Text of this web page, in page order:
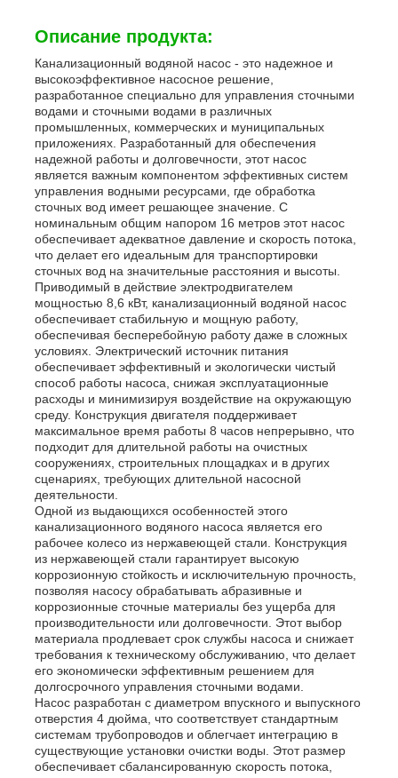
Главная страница
Продукция
Ролики
О Компании
Наша фабрика
контроль качества
контактные данные
Новости
Все случаи
Отправить запрос
Описание продукта:
Канализационный водяной насос - это надежное и
высокоэффективное насосное решение,
разработанное специально для управления сточными
водами и сточными водами в различных
промышленных, коммерческих и муниципальных
приложениях. Разработанный для обеспечения
надежной работы и долговечности, этот насос
является важным компонентом эффективных систем
управления водными ресурсами, где обработка
сточных вод имеет решающее значение. С
номинальным общим напором 16 метров этот насос
обеспечивает адекватное давление и скорость потока,
что делает его идеальным для транспортировки
сточных вод на значительные расстояния и высоты.
Приводимый в действие электродвигателем
мощностью 8,6 кВт, канализационный водяной насос
обеспечивает стабильную и мощную работу,
обеспечивая бесперебойную работу даже в сложных
условиях. Электрический источник питания
обеспечивает эффективный и экологически чистый
способ работы насоса, снижая эксплуатационные
расходы и минимизируя воздействие на окружающую
среду. Конструкция двигателя поддерживает
максимальное время работы 8 часов непрерывно, что
подходит для длительной работы на очистных
сооружениях, строительных площадках и в других
сценариях, требующих длительной насосной
деятельности.
Одной из выдающихся особенностей этого
канализационного водяного насоса является его
рабочее колесо из нержавеющей стали. Конструкция
из нержавеющей стали гарантирует высокую
коррозионную стойкость и исключительную прочность,
позволяя насосу обрабатывать абразивные и
коррозионные сточные материалы без ущерба для
производительности или долговечности. Этот выбор
материала продлевает срок службы насоса и снижает
требования к техническому обслуживанию, что делает
его экономически эффективным решением для
долгосрочного управления сточными водами.
Насос разработан с диаметром впускного и выпускного
отверстия 4 дюйма, что соответствует стандартным
системам трубопроводов и облегчает интеграцию в
существующие установки очистки воды. Этот размер
обеспечивает сбалансированную скорость потока,